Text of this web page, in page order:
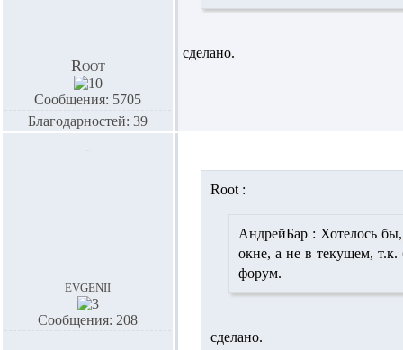
Root
Сообщения: 5705
Благодарностей: 39
сделано.
evgenii
Сообщения: 208
Root :
АндрейБар : Хотелось
окне, а не в текущем,
форум.
сделано.